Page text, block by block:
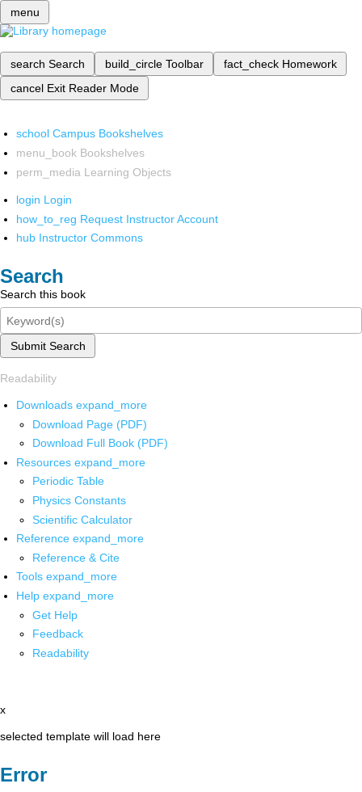
menu
search Search build_circle Toolbar fact_check Homework
cancel Exit Reader Mode
school Campus Bookshelves
menu_book Bookshelves
perm_media Learning Objects
login Login
how_to_reg Request Instructor Account
hub Instructor Commons
Search
Search this book
Submit Search
Readability
Downloads expand_more
Download Page (PDF)
Download Full Book (PDF)
Resources expand_more
Periodic Table
Physics Constants
Scientific Calculator
Reference expand_more
Reference & Cite
Tools expand_more
Help expand_more
Get Help
Feedback
Readability
x
selected template will load here
Error